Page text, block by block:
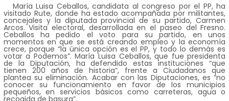
María Luisa Ceballos, candidata al congreso por el PP, ha
visitado Rute, donde ha estado acompañada por militantes,
concejales y la diputada provincial de su partido, Carmen
Arcos. Visita electoral, desarrollada en el paseo del Fresno.
Ceballos ha pedido el voto para su partido, en unos
momentos en que se está creando empleo y la economía
crece, porque “la única opción es el PP, y todo lo demás es
votar a Podemos”. María Luisa Ceballos, que fue presidenta
de la Diputación, ha defendido estas instituciones “que
tienen 200 años de historia”, frente a Ciudadanos que
plantea su eliminación. Acabar con las Diputaciones, es “no
conocer su funcionamiento en favor de los municipios
pequeños, en servicios básicos como carreteras, agua o
recogida de basura”.